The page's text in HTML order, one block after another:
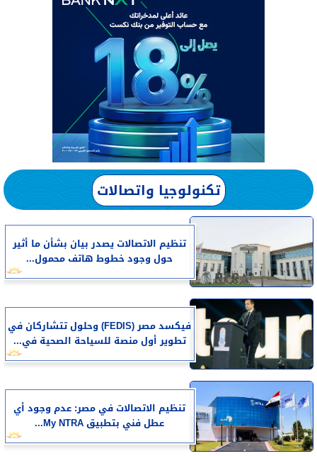
تكنولوجيا واتصالات
تنظيم الاتصالات يصدر بيان بشأن ما أثير
حول وجود خطوط هاتف محمول...
فيكسد مصر (FEDIS) وحلول تتشاركان في
تطوير أول منصة للسياحة الصحية في...
تنظيم الاتصالات في مصر: عدم وجود أي
عطل فني بتطبيق My NTRA...